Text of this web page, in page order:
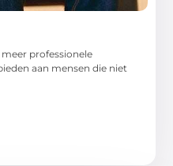
professionele
aan mensen die niet